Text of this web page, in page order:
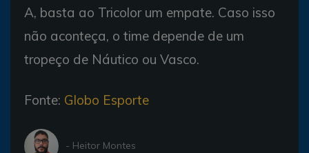
A, basta ao Tricolor um empate. Caso isso
não aconteça, o time depende de um
tropeço de Náutico ou Vasco.
Fonte: Globo Esporte
- Heitor Montes